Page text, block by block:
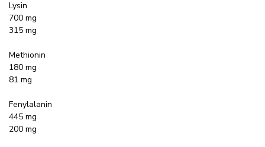
Lysin
700 mg
315 mg
Methionin
180 mg
81 mg
Fenylalanin
445 mg
200 mg